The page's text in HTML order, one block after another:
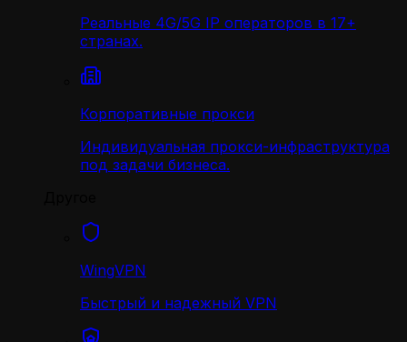
Реальные 4G/5G IP операторов в 17+
странах.
Корпоративные прокси
Индивидуальная прокси-инфраструктура
под задачи бизнеса.
WingVPN
Быстрый и надежный VPN